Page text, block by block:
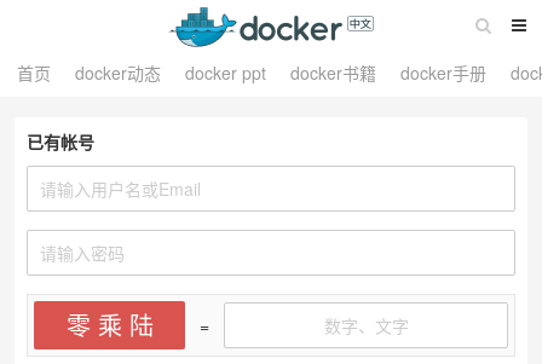
首页 docker动态 docker ppt docker书籍 docker手册
已有帐号
零 乘 陆 =